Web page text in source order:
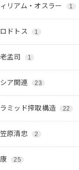
リアム・オスラー 1
ドトス 1
孟司 1
ア関連 23
ミッド搾取構造 22
原清忠 2
25